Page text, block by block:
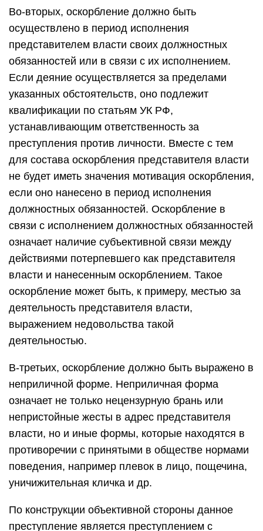
Во-вторых, оскорбление должно быть
осуществлено в период исполнения
представителем власти своих должностных
обязанностей или в связи с их исполнением.
Если деяние осуществляется за пределами
указанных обстоятельств, оно подлежит
квалификации по статьям УК РФ,
устанавливающим ответственность за
преступления против личности. Вместе с тем
для состава оскорбления представителя власти
не будет иметь значения мотивация оскорбления,
если оно нанесено в период исполнения
должностных обязанностей. Оскорбление в
связи с исполнением должностных обязанностей
означает наличие субъективной связи между
действиями потерпевшего как представителя
власти и нанесенным оскорблением. Такое
оскорбление может быть, к примеру, местью за
деятельность представителя власти,
выражением недовольства такой
деятельностью.
В-третьих, оскорбление должно быть выражено в
неприличной форме. Неприличная форма
означает не только нецензурную брань или
непристойные жесты в адрес представителя
власти, но и иные формы, которые находятся в
противоречии с принятыми в обществе нормами
поведения, например плевок в лицо, пощечина,
уничижительная кличка и др.
По конструкции объективной стороны данное
преступление является преступлением с